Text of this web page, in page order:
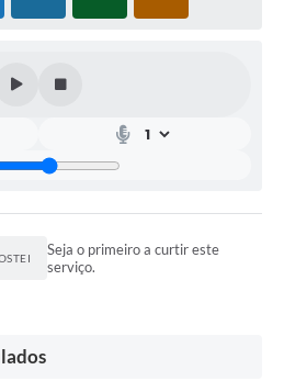
Seja o primeiro a curtir este
serviço.